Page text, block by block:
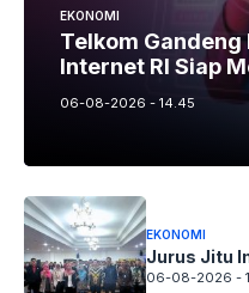
EKONOMI
Telkom Gandeng
Internet RI Siap
06-08-2026 - 14.45
EKONOMI
Jurus Jitu
06-08-2026 -